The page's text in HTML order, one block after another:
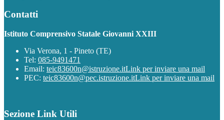
Contatti
Istituto Comprensivo Statale Giovanni XXIII
Via Verona, 1 - Pineto (TE)
Tel: 085-9491471
Email: teic83600n@istruzione.itLink per inviare una mail
PEC: teic83600n@pec.istruzione.itLink per inviare una mail
Sezione Link Utili